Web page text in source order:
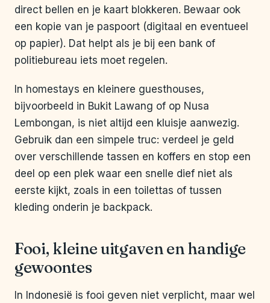
direct bellen en je kaart blokkeren. Bewaar ook
een kopie van je paspoort (digitaal en eventueel
op papier). Dat helpt als je bij een bank of
politiebureau iets moet regelen.
In homestays en kleinere guesthouses,
bijvoorbeeld in Bukit Lawang of op Nusa
Lembongan, is niet altijd een kluisje aanwezig.
Gebruik dan een simpele truc: verdeel je geld
over verschillende tassen en koffers en stop een
deel op een plek waar een snelle dief niet als
eerste kijkt, zoals in een toilettas of tussen
kleding onderin je backpack.
Fooi, kleine uitgaven en handige
gewoontes
In Indonesië is fooi geven niet verplicht, maar wel